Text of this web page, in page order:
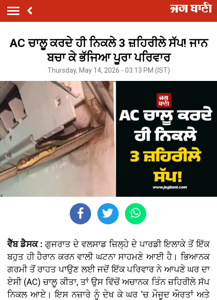
AC ਚਾਲੂ ਕਰਦੇ ਹੀ ਨਿਕਲੇ 3 ਜ਼ਹਿਰੀਲੇ ਸੱਪ! ਜਾਨ
ਬਚਾ ਕੇ ਭੱਜਿਆ ਪੂਰਾ ਪਰਿਵਾਰ
Thursday, May 14, 2026 - 03:13 PM (IST)
ਵੈੱਬ ਡੈਸਕ : ਗੁਜਰਾਤ ਦੇ ਵਲਸਾਡ ਜ਼ਿਲ੍ਹੇ ਦੇ ਪਾਰਡੀ ਇਲਾਕੇ ਤੋਂ ਇੱਕ
ਬਹੁਤ ਹੀ ਹੈਰਾਨ ਕਰਨ ਵਾਲੀ ਘਟਨਾ ਸਾਹਮਣੇ ਆਈ ਹੈ। ਭਿਆਨਕ
ਗਰਮੀ ਤੋਂ ਰਾਹਤ ਪਾਉਣ ਲਈ ਜਦੋਂ ਇੱਕ ਪਰਿਵਾਰ ਨੇ ਆਪਣੇ ਘਰ ਦਾ
ਏਸੀ (AC) ਚਾਲੂ ਕੀਤਾ, ਤਾਂ ਉਸ ਵਿੱਚੋਂ ਅਚਾਨਕ ਤਿੰਨ ਜ਼ਹਿਰੀਲੇ ਸੱਪ
ਨਿਕਲ ਆਏ। ਇਸ ਨਜ਼ਾਰੇ ਨੂੰ ਦੇਖ ਕੇ ਘਰ 'ਚ ਮੌਜੂਦ ਔਰਤਾਂ ਅਤੇ